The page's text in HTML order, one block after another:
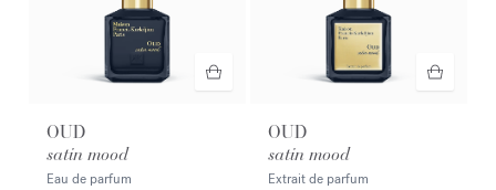
OUD
satin mood
Eau de parfum
OUD
satin mood
Extrait de parfum